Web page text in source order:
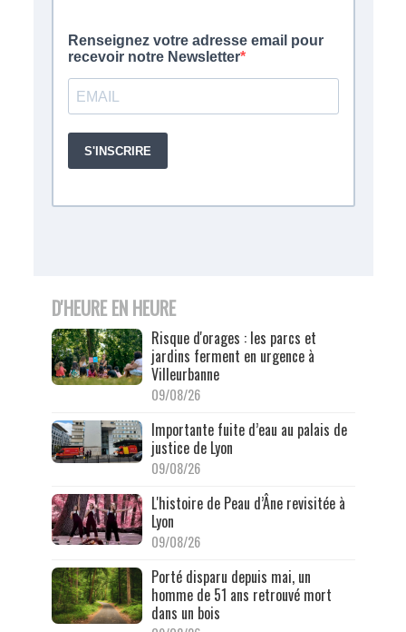
D'HEURE EN HEURE
Risque d'orages : les parcs et
jardins ferment en urgence à
Villeurbanne
09/08/26
Importante fuite d’eau au palais de
justice de Lyon
09/08/26
L'histoire de Peau d’Âne revisitée à
Lyon
09/08/26
Porté disparu depuis mai, un
homme de 51 ans retrouvé mort
dans un bois